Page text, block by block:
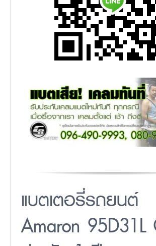
แบตเตอรี่รถยนต์
Amaron 95D31L